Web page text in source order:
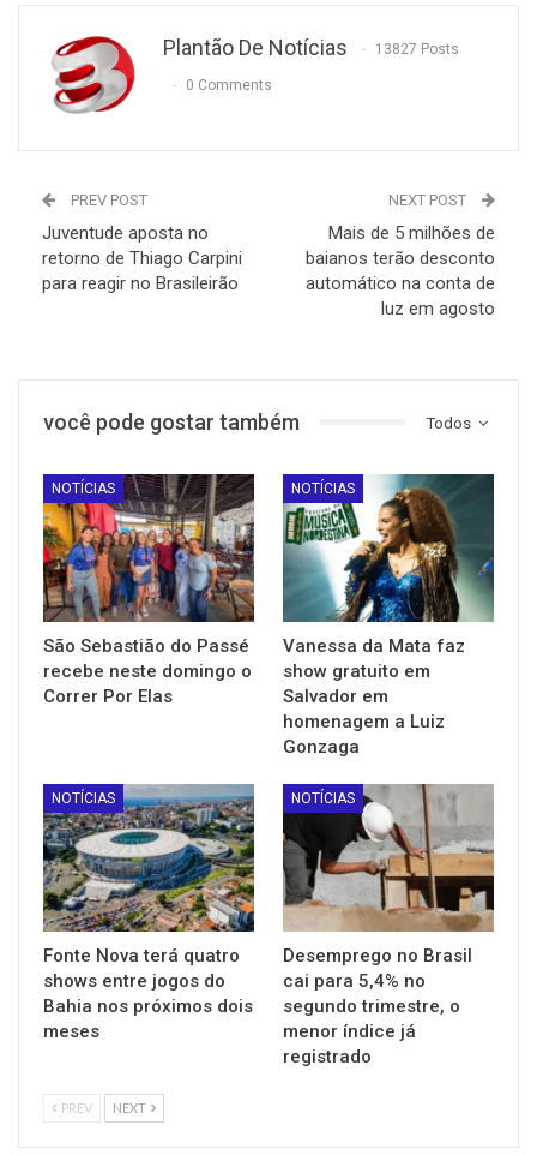
Plantão De Notícias 13827 Posts
0 Comments
PREV POST
Juventude aposta no
retorno de Thiago Carpini
para reagir no Brasileirão
NEXT POST
Mais de 5 milhões de
baianos terão desconto
automático na conta de
luz em agosto
Todos
você pode gostar também
NOTÍCIAS
São Sebastião do Passé
recebe neste domingo o
Correr Por Elas
NOTÍCIAS
Vanessa da Mata faz
show gratuito em
Salvador em
homenagem a Luiz
Gonzaga
NOTÍCIAS
Fonte Nova terá quatro
shows entre jogos do
Bahia nos próximos dois
meses
NOTÍCIAS
Desemprego no Brasil
cai para 5,4% no
segundo trimestre, o
menor índice já
registrado
PREV NEXT